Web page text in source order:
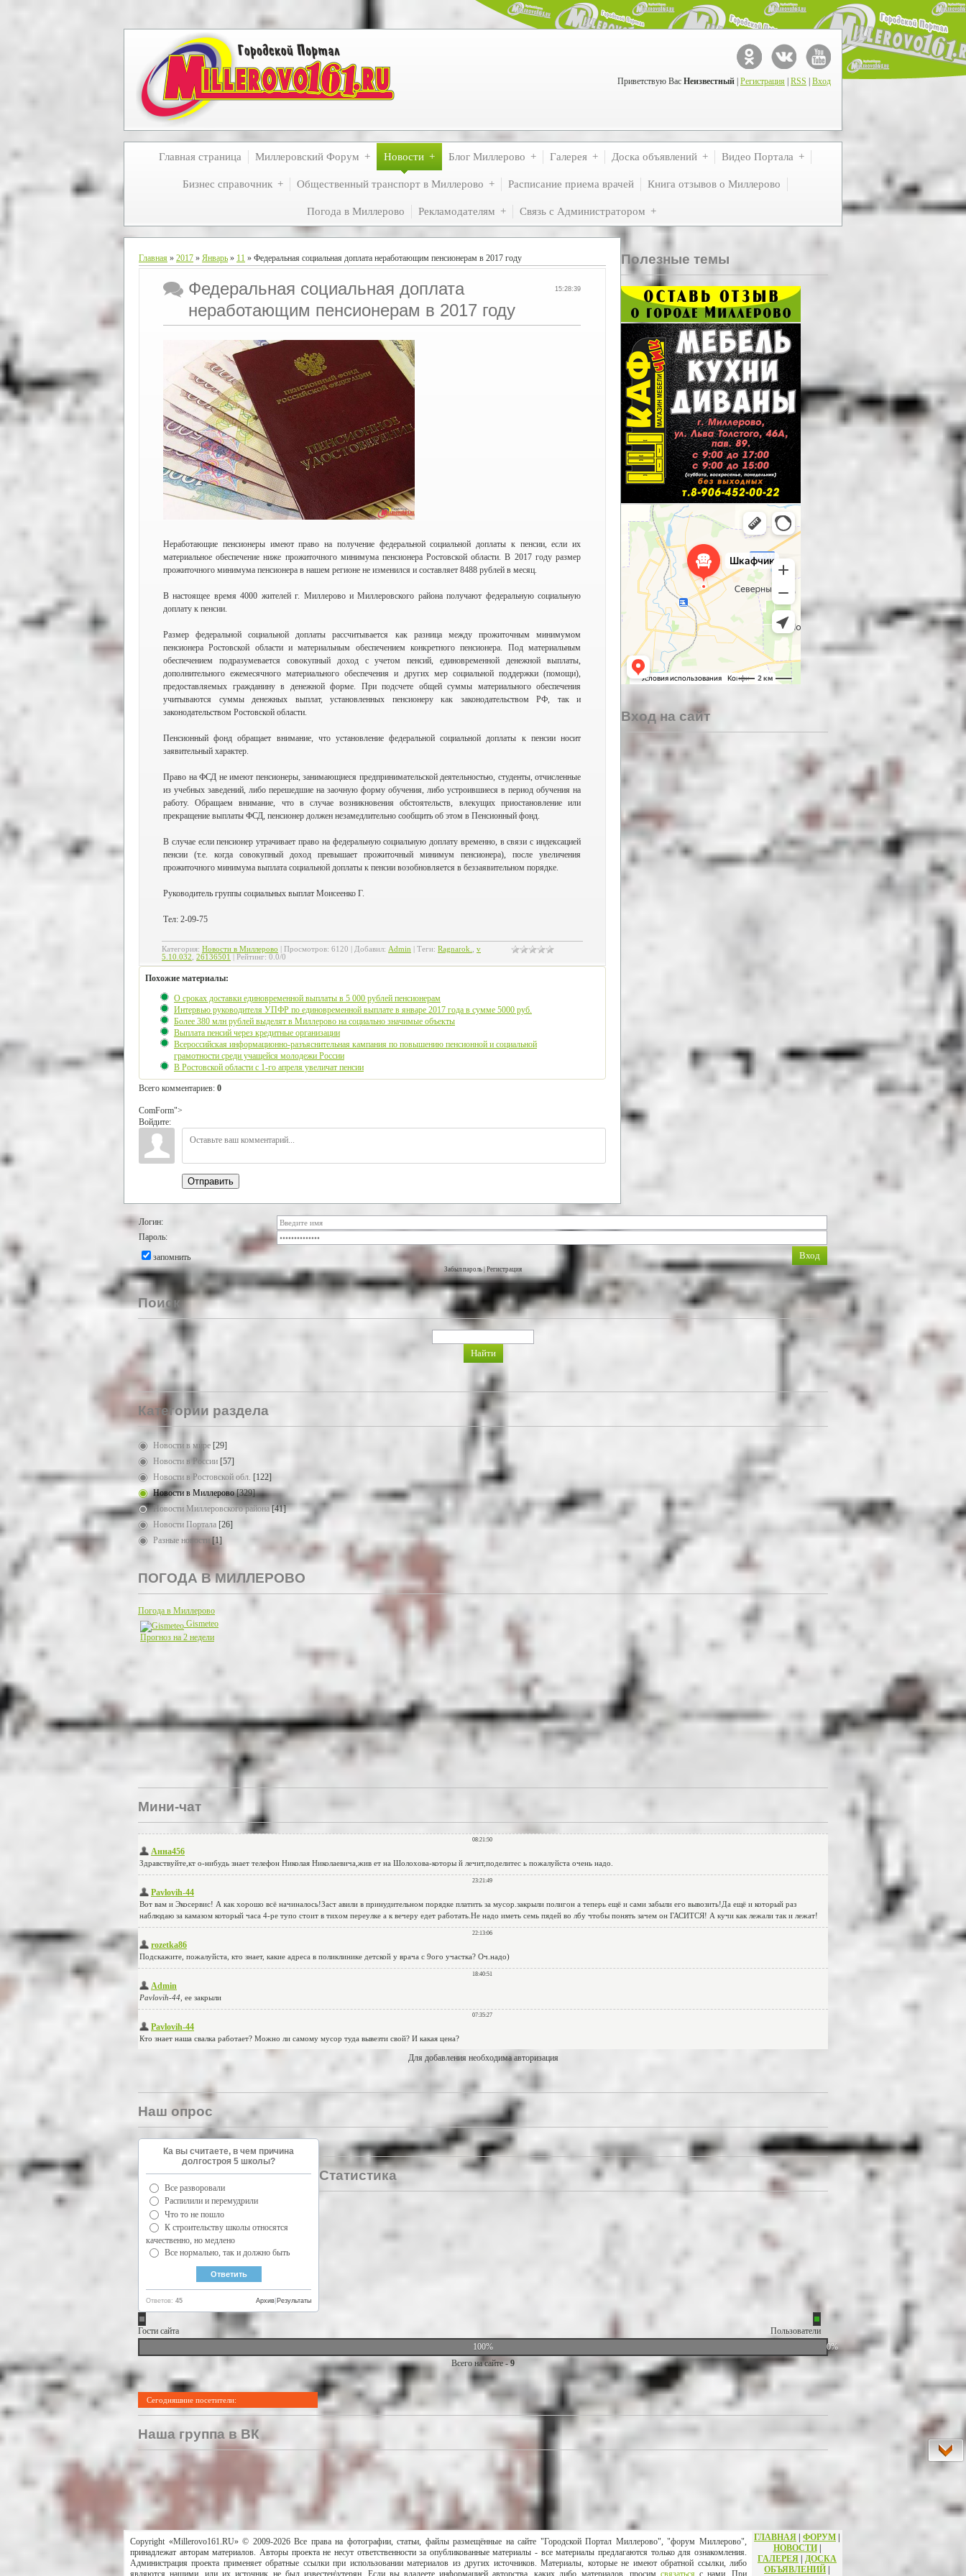
Приветствую Вас Неизвестный Регистрация RSS Вход
Главная страница Миллеровский Форум Новости Блог Миллерово Галерея Доска объявлений Видео Портала
Бизнес справочник Общественный транспорт в Миллерово Расписание приема врачей Книга отзывов о Миллерово
Погода в Миллерово Рекламодателям Связь с Администратором
Главная » 2017 » Январь » 11 » Федеральная социальная доплата неработающим пенсионерам в 2017 году
15:28:39
Федеральная социальная доплата
неработающим пенсионерам в 2017 году
Неработающие пенсионеры имеют право на получение федеральной социальной доплаты к пенсии, если их
материальное обеспечение ниже прожиточного минимума пенсионера Ростовской области. В 2017 году размер
прожиточного минимума пенсионера в нашем регионе не изменился и составляет 8488 рублей в месяц.
В настоящее время 4000 жителей г. Миллерово и Миллеровского района получают федеральную социальную
доплату к пенсии.
Размер федеральной социальной доплаты рассчитывается как разница между прожиточным минимумом
пенсионера Ростовской области и материальным обеспечением конкретного пенсионера. Под материальным
обеспечением подразумевается совокупный доход с учетом пенсий, единовременной денежной выплаты,
дополнительного ежемесячного материального обеспечения и других мер социальной поддержки (помощи),
предоставляемых гражданину в денежной форме. При подсчете общей суммы материального обеспечения
учитываются суммы денежных выплат, установленных пенсионеру как законодательством РФ, так и
законодательством Ростовской области.
Пенсионный фонд обращает внимание, что установление федеральной социальной доплаты к пенсии носит
заявительный характер.
Право на ФСД не имеют пенсионеры, занимающиеся предпринимательской деятельностью, студенты, отчисленные
из учебных заведений, либо перешедшие на заочную форму обучения, либо устроившиеся в период обучения на
работу. Обращаем внимание, что в случае возникновения обстоятельств, влекущих приостановление или
прекращение выплаты ФСД, пенсионер должен незамедлительно сообщить об этом в Пенсионный фонд.
В случае если пенсионер утрачивает право на федеральную социальную доплату временно, в связи с индексацией
пенсии (т.е. когда совокупный доход превышает прожиточный минимум пенсионера), после увеличения
прожиточного минимума выплата социальной доплаты к пенсии возобновляется в беззаявительном порядке.
Руководитель группы социальных выплат Моисеенко Г.
Тел: 2-09-75
Категория: Новости в Миллерово Просмотров: 6120 Добавил: Admin Теги: Ragnarok.
v
5.10.032
26136501 Рейтинг: 0.0/0
Похожие материалы:
О сроках доставки единовременной выплаты в 5 000 рублей пенсионерам
Интервью руководителя УПФР по единовременной выплате в январе 2017 года в сумме 5000 руб.
Более 380 млн рублей выделят в Миллерово на социально значимые объекты
Выплата пенсий через кредитные организации
Всероссийская информационно-разъяснительная кампания по повышению пенсионной и социальной
грамотности среди учащейся молодежи России
В Ростовской области с 1-го апреля увеличат пенсии
Всего комментариев: 0
ComForm">
Войдите:
Отправить
Полезные темы
Вход на сайт
Логин:
Пароль:
запомнить
Забыл пароль Регистрация
Поиск
Категории раздела
Новости в мире [29]
Новости в России [57]
Новости в Ростовской обл. [122]
Новости в Миллерово [329]
Новости Миллеровского района [41]
Новости Портала [26]
Разные новости [1]
ПОГОДА В МИЛЛЕРОВО
Погода в Миллерово
Gismeteo
Прогноз на 2 недели
Мини-чат
Для добавления необходима авторизация
Наш опрос
Ка вы считаете, в чем причина
долгостроя 5 школы?
Все разворовали
Распилили и перемудрили
Что то не пошло
К строительству школы относятся
качественно, но медлено
Все нормально, так и должно быть
Ответов: 45 Результаты
Архив
Статистика
Гости сайта
Пользователи
100%
0%
Всего на сайте -9
Сегодняшние посетители:
Наша группа в ВК
Copyright «Millerovo161.RU» © 2009-2026 Все права на фотографии, статьи, файлы размещённые на сайте "Городской Портал Миллерово", "форум Миллерово",
принадлежат авторам материалов. Авторы проекта не несут ответственности за опубликованные материалы - все материалы предлагаются только для ознакомления.
Администрация проекта применяет обратные ссылки при использовании материалов из других источников. Материалы, которые не имеют обратной ссылки, либо
ГЛАВНАЯ ФОРУМ
НОВОСТИ|
ГАЛЕРЕЯ
ДОСКА
ОБЪЯВЛЕНИЙ